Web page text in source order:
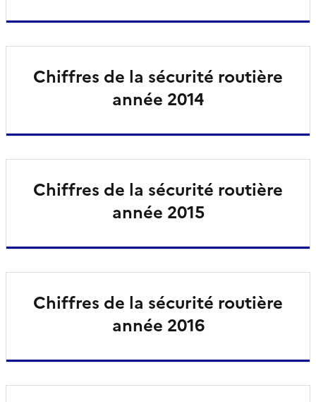
Chiffres de la sécurité routière
année 2014
Chiffres de la sécurité routière
année 2015
Chiffres de la sécurité routière
année 2016